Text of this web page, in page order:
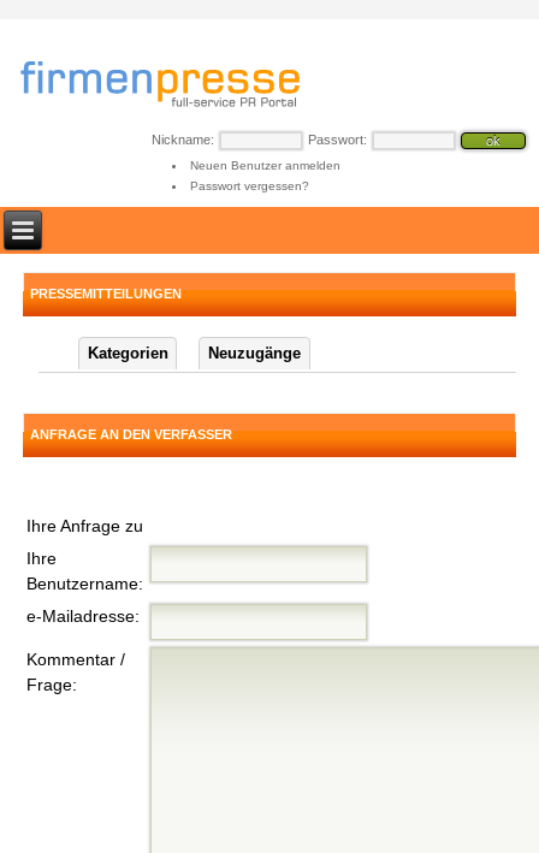
Nickname: Passwort:
Neuen Benutzer anmelden
Passwort vergessen?
PRESSEMITTEILUNGEN
Kategorien Neuzugänge
ANFRAGE AN DEN VERFASSER
Ihre Anfrage zu
Ihre
Benutzername:
e-Mailadresse:
Kommentar /
Frage: